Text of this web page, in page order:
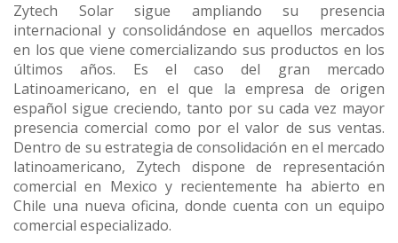
Zytech Solar sigue ampliando su presencia
internacional y consolidándose en aquellos mercados
en los que viene comercializando sus productos en los
últimos años. Es el caso del gran mercado
Latinoamericano, en el que la empresa de origen
español sigue creciendo, tanto por su cada vez mayor
presencia comercial como por el valor de sus ventas.
Dentro de su estrategia de consolidación en el mercado
latinoamericano, Zytech dispone de representación
comercial en Mexico y recientemente ha abierto en
Chile una nueva oficina, donde cuenta con un equipo
comercial especializado.